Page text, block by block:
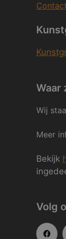
Waar
Wij
Meer
Bekijk
Volg